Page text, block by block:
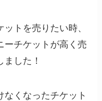
トを売りたい時、
ーチケットが高く売
した！
くなったチケット